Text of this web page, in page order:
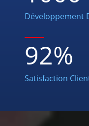
Développement
92%
Satisfaction